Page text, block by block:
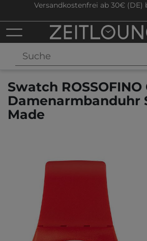
Versandkostenfrei ab 30€ (DE)
Swatch ROSSOFINO
Damenarmbanduhr
Made